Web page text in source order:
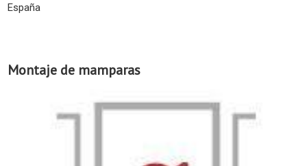
España
Montaje de mamparas